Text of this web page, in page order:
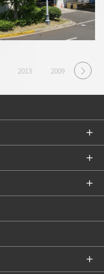
2013 2009 2008